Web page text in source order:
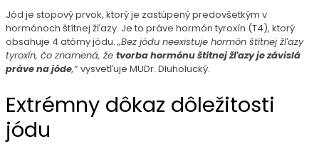
Jód je stopový prvok, ktorý je zastúpený predovšetkým v
hormónoch štítnej žľazy. Je to práve hormón tyroxín (T4), ktorý
obsahuje 4 atómy jódu.„Bez jódu neexistuje hormón štítnej žľazy
tyroxín, čo znamená, že tvorba hormónu štítnej žľazy je závislá
práve na jóde,“ vysvetľuje MUDr. Dluholucký.
Extrémny dôkaz dôležitosti
jódu